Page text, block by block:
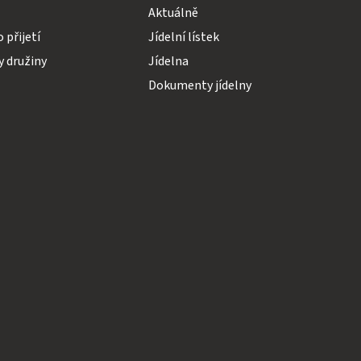
přijetí
družiny
Aktuálně
Jídelní lístek
Jídelna
Dokumenty jídelny